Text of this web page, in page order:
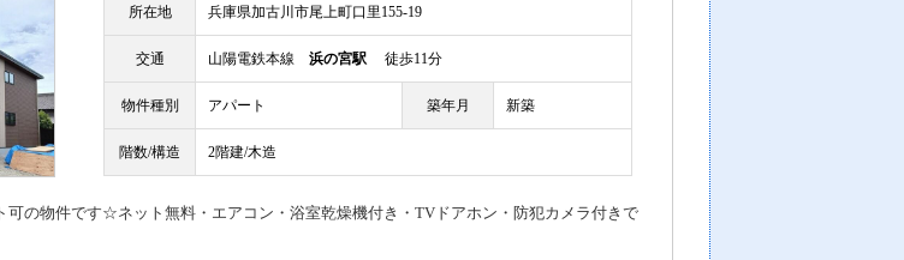
所在地 兵庫県加古川市尾上町口里155-19
交通 山陽電鉄本線 浜の宮駅 徒歩11分
物件種別 アパート 築年月 新築
階数/構造 2階建/木造
の物件です☆ネット無料・エアコン・浴室乾燥機付き・TVドアホン・防犯カメラ付きで